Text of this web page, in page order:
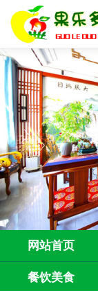
网站首页
餐饮美食